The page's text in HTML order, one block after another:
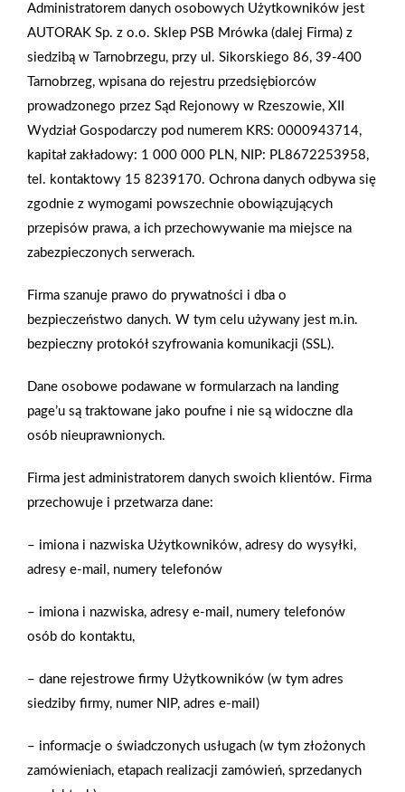
Regulamin Programu Lojalnościowego "Rabat od Mrówki -
Karty rabatowe"
Informację o programie PAYBACK
Informacja o realizacji kuponów SODEXO
Regulamin akcji "Wrześniowe Rabaty"
Regulamin akcji promocyjnej 12 urodziny Mrówki
Gwarancja jakości
naszych produktów
Zakupy w systemie
telefoniczne
ul. Sikorskiego 86, 39-400 Tarnobrzeg
Formularz kontaktowy
Administratorem danych osobowych Użytkowników jest
AUTORAK Sp. z o.o. Sklep PSB Mrówka (dalej Firma) z
siedzibą w Tarnobrzegu, przy ul. Sikorskiego 86, 39-400
Tarnobrzeg, wpisana do rejestru przedsiębiorców
prowadzonego przez Sąd Rejonowy w Rzeszowie, XII
Wydział Gospodarczy pod numerem KRS: 0000943714,
kapitał zakładowy: 1 000 000 PLN, NIP: PL8672253958,
tel. kontaktowy 15 8239170. Ochrona danych odbywa się
zgodnie z wymogami powszechnie obowiązujących
przepisów prawa, a ich przechowywanie ma miejsce na
zabezpieczonych serwerach.
Firma szanuje prawo do prywatności i dba o
bezpieczeństwo danych. W tym celu używany jest m.in.
bezpieczny protokół szyfrowania komunikacji (SSL).
Dane osobowe podawane w formularzach na landing
page’u są traktowane jako poufne i nie są widoczne dla
osób nieuprawnionych.
Firma jest administratorem danych swoich klientów. Firma
przechowuje i przetwarza dane:
– imiona i nazwiska Użytkowników, adresy do wysyłki,
adresy e-mail, numery telefonów
– imiona i nazwiska, adresy e-mail, numery telefonów
osób do kontaktu,
– dane rejestrowe firmy Użytkowników (w tym adres
siedziby firmy, numer NIP, adres e-mail)
– informacje o świadczonych usługach (w tym złożonych
zamówieniach, etapach realizacji zamówień, sprzedanych
Polityka plików cookies
zapewnienia prawidłowego działania strony, poprawy komfortu
użytkowania oraz analizy ruchu na stronie.
Cookies to niewielkie pliki tekstowe zapisywane na urządzeniu
użytkownika (komputerze, tablecie, smartfonie) podczas
odczytywane przez nasz system oraz systemy zaufanych
- zapewnić prawidłowe działanie strony i jej funkcjonalności,
preferencji użytkowników,
- prowadzić działania marketingowe i reklamowe.
Zarządzanie plikami cookies
Możesz w każdej chwili zmienić ustawienia plików cookies w
swojej przeglądarce internetowej. Pamiętaj jednak, że